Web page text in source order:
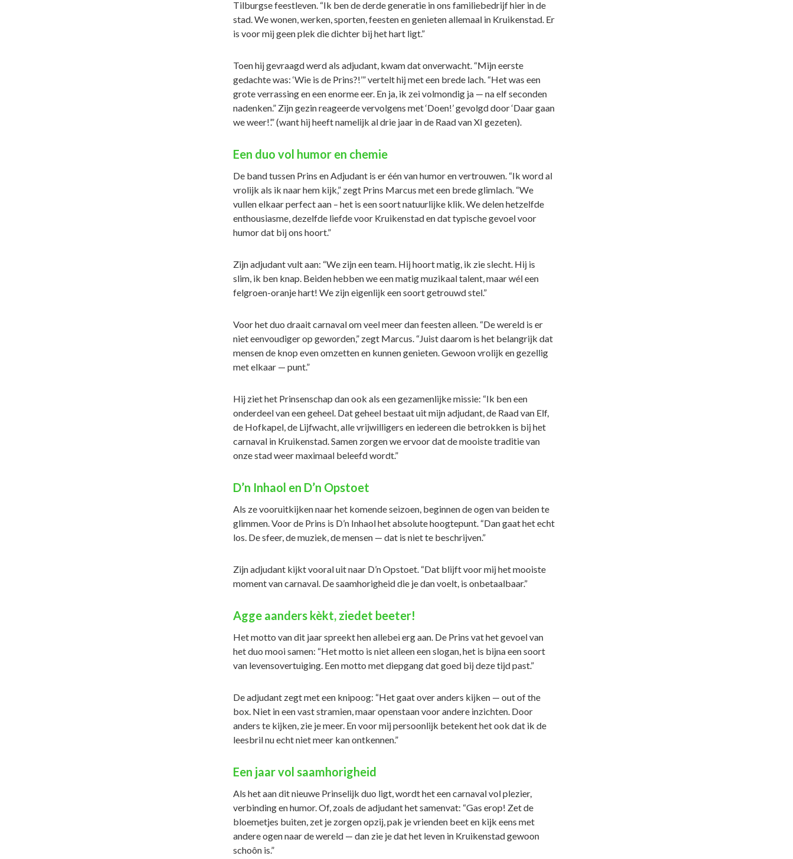
Tilburgse feestleven. “Ik ben de derde generatie in ons familiebedrijf hier in de
stad. We wonen, werken, sporten, feesten en genieten allemaal in Kruikenstad. Er
is voor mij geen plek die dichter bij het hart ligt.”
Toen hij gevraagd werd als adjudant, kwam dat onverwacht. “Mijn eerste
gedachte was: ‘Wie is de Prins?!’” vertelt hij met een brede lach. “Het was een
grote verrassing en een enorme eer. En ja, ik zei volmondig ja — na elf seconden
nadenken.” Zijn gezin reageerde vervolgens met ‘Doen!’ gevolgd door ‘Daar gaan
we weer!’.” (want hij heeft namelijk al drie jaar in de Raad van XI gezeten).
Een duo vol humor en chemie
De band tussen Prins en Adjudant is er één van humor en vertrouwen. “Ik word al
vrolijk als ik naar hem kijk,” zegt Prins Marcus met een brede glimlach. “We
vullen elkaar perfect aan – het is een soort natuurlijke klik. We delen hetzelfde
enthousiasme, dezelfde liefde voor Kruikenstad en dat typische gevoel voor
humor dat bij ons hoort.”
Zijn adjudant vult aan: “We zijn een team. Hij hoort matig, ik zie slecht. Hij is
slim, ik ben knap. Beiden hebben we een matig muzikaal talent, maar wél een
felgroen-oranje hart! We zijn eigenlijk een soort getrouwd stel.”
Voor het duo draait carnaval om veel meer dan feesten alleen. “De wereld is er
niet eenvoudiger op geworden,” zegt Marcus. “Juist daarom is het belangrijk dat
mensen de knop even omzetten en kunnen genieten. Gewoon vrolijk en gezellig
met elkaar — punt.”
Hij ziet het Prinsenschap dan ook als een gezamenlijke missie: “Ik ben een
onderdeel van een geheel. Dat geheel bestaat uit mijn adjudant, de Raad van Elf,
de Hofkapel, de Lijfwacht, alle vrijwilligers en iedereen die betrokken is bij het
carnaval in Kruikenstad. Samen zorgen we ervoor dat de mooiste traditie van
onze stad weer maximaal beleefd wordt.”
D’n Inhaol en D’n Opstoet
Als ze vooruitkijken naar het komende seizoen, beginnen de ogen van beiden te
glimmen. Voor de Prins is D’n Inhaol het absolute hoogtepunt. “Dan gaat het echt
los. De sfeer, de muziek, de mensen — dat is niet te beschrijven.”
Zijn adjudant kijkt vooral uit naar D’n Opstoet. “Dat blijft voor mij het mooiste
moment van carnaval. De saamhorigheid die je dan voelt, is onbetaalbaar.”
Agge aanders kèkt, ziedet beeter!
Het motto van dit jaar spreekt hen allebei erg aan. De Prins vat het gevoel van
het duo mooi samen: “Het motto is niet alleen een slogan, het is bijna een soort
van levensovertuiging. Een motto met diepgang dat goed bij deze tijd past.”
De adjudant zegt met een knipoog: “Het gaat over anders kijken — out of the
box. Niet in een vast stramien, maar openstaan voor andere inzichten. Door
anders te kijken, zie je meer. En voor mij persoonlijk betekent het ook dat ik de
leesbril nu echt niet meer kan ontkennen.”
Een jaar vol saamhorigheid
Als het aan dit nieuwe Prinselijk duo ligt, wordt het een carnaval vol plezier,
verbinding en humor. Of, zoals de adjudant het samenvat: “Gas erop! Zet de
bloemetjes buiten, zet je zorgen opzij, pak je vrienden beet en kijk eens met
andere ogen naar de wereld — dan zie je dat het leven in Kruikenstad gewoon
schoôn is.”